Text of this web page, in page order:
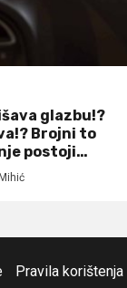
glazbu!?
Brojni to
postoji…
Pravila korištenja